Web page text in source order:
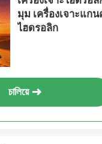
มุม เครื่องเจาะแก
ไฮดรอลิก
চালিয়ে